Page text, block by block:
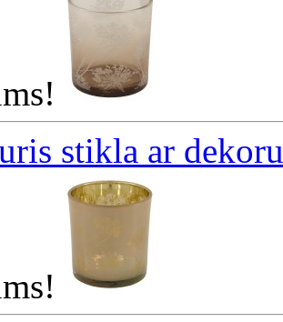
stikla ar